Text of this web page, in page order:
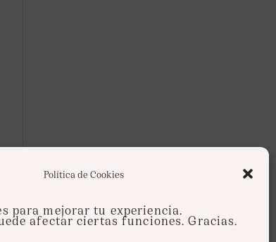
Política de Cookies
para mejorar tu experiencia.
afectar ciertas funciones. Gracias.